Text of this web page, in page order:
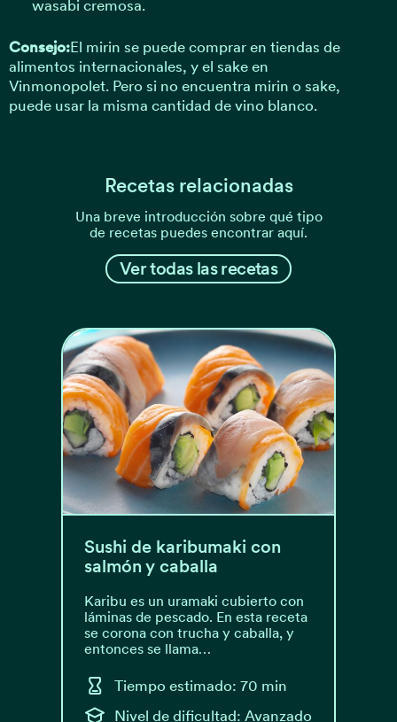
wasabi cremosa.
Consejo:El mirin se puede comprar en tiendas de
alimentos internacionales, y el sake en
Vinmonopolet. Pero si no encuentra mirin o sake,
puede usar la misma cantidad de vino blanco.
Recetas relacionadas
Una breve introducción sobre qué tipo
de recetas puedes encontrar aquí.
Ver todas las recetas
Sushi de karibumaki con
salmón y caballa
Karibu es un uramaki cubierto con
láminas de pescado. En esta receta
se corona con trucha y caballa, y
entonces se llama…
Tiempo estimado: 70 min
Nivel de dificultad: Avanzado